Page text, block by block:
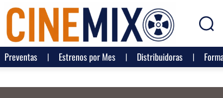
Preventas Estrenos por Mes Distribuidoras